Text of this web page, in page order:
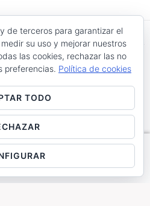
Verónica Nº 30 - CP. 30520 -
(Murcia)
error tipográfico o fin de
de Uso
de terceros para garantizar el
su uso y mejorar nuestros
las cookies, rechazar las no
preferencias. Política de cookies
TODO